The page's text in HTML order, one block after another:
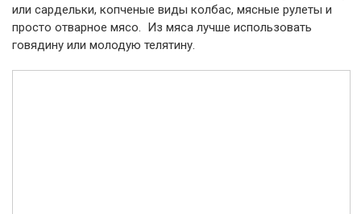
или сардельки, копченые виды колбас, мясные рулеты и
просто отварное мясо. Из мяса лучше использовать
говядину или молодую телятину.